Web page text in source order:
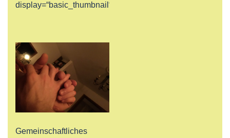
display=“basic_thumbnail“]
Gemeinschaftliches